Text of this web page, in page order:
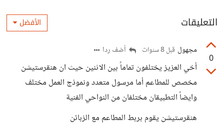
التعليقات الأفضل
0
مجهول قبل 8 سنوات أضف ردا
أخي العزيز يختلفون تماماً بين الاثنين حيث ان هنقرستيشن
مخصص للمطاعم أما مرسول متعدد ونموذج العمل مختلف
وايضاً التطبيقان مختلفان من النواحي الفنية
هنقرستيشن يقوم بربط المطاعم مع الزبائن